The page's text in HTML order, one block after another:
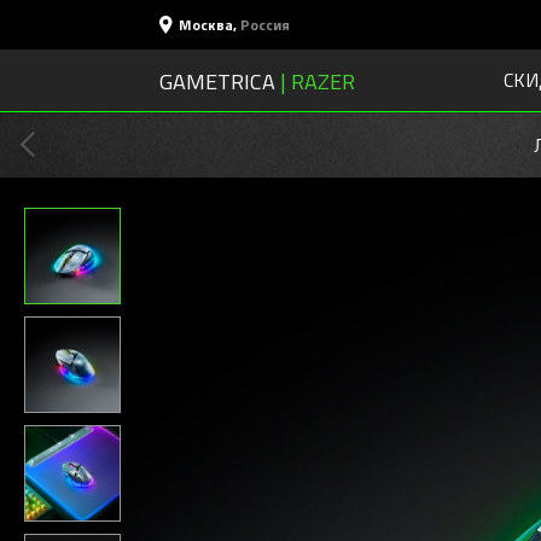
Москва, Россия
GAMETRICA | RAZER